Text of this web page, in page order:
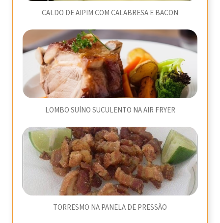
CALDO DE AIPIM COM CALABRESA E BACON
LOMBO SUÍNO SUCULENTO NA AIR FRYER
TORRESMO NA PANELA DE PRESSÃO